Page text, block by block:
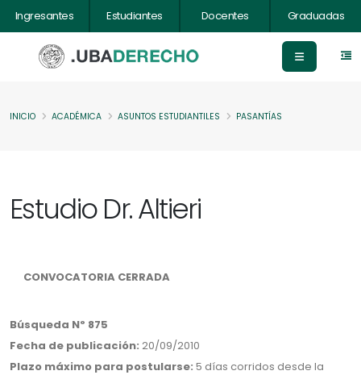
Ingresantes Estudiantes Docentes Graduadas
INICIO ACADÉMICA ASUNTOS ESTUDIANTILES PASANTÍAS
Estudio Dr. Altieri
CONVOCATORIA CERRADA
Búsqueda Nº 875
Fecha de publicación: 20/09/2010
Plazo máximo para postularse: 5 días corridos desde la